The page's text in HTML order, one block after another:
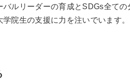
ルリーダーの育成とSDGs全て
院生の支援に力を注いでいます。